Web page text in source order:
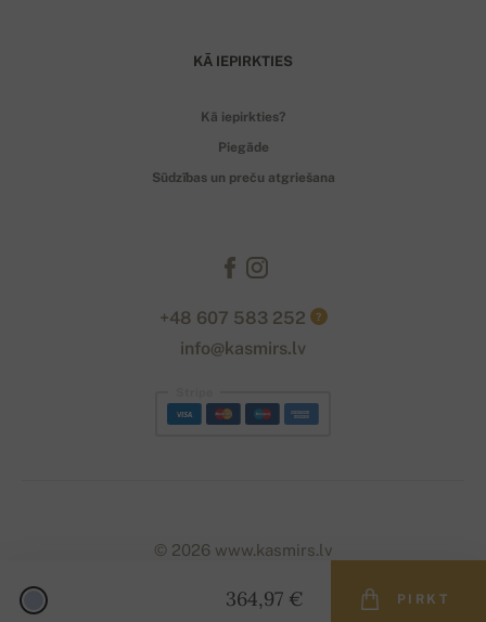
364,97 € PIRKT
KĀ IEPIRKTIES
Kā iepirkties?
Piegāde
Sūdzības un preču atgriešana
+48 607 583 252 ?
info@kasmirs.lv
© 2026 www.kasmirs.lv
naum. | Powered by Simplia.cz